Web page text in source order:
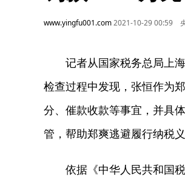
www.yingfu001.com2021-10-29 00:59
记者从国家税务总局上海
检查过程中发现，张恒作为
分、催款收款等事宜，并具
管，帮助郑爽逃避履行纳税义
依据《中华人民共和国税